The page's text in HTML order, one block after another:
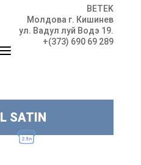
BETEK
Молдова г. Кишинев
ул. Вадул луй Водэ 19.
+(373) 690 69 289
SATIN